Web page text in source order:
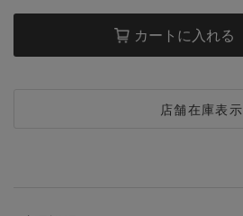
カートに入れる
店舗在庫表示